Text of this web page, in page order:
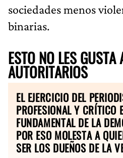
sociedades menos
binarias.
ESTO NO LES GUSTA
AUTORITARIOS
EL EJERCICIO DEL
PROFESIONAL Y CRÍTICO
FUNDAMENTAL DE LA
POR ESO MOLESTA A
SER LOS DUEÑOS DE LA